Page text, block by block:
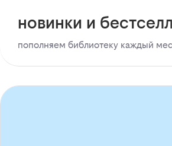
новинки и
пополняем библиотеку каждый